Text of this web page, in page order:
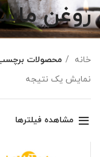
روغن
خانه
محصولات
نمایش یک نتیجه
مشاهده فیلترها